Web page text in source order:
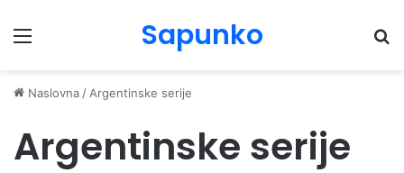
Menu Sapunko
Naslovna / Argentinske serije
Argentinske serije